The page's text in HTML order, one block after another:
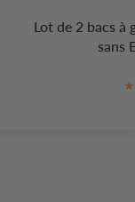
Lot de 2 bacs à
sans